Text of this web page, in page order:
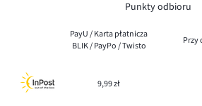
Punkty odbioru
PayU / Karta płatnicza
BLIK / PayPo / Twisto
Przy
9,99 zł